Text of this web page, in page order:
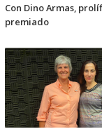
Con Dino Armas,
premiado